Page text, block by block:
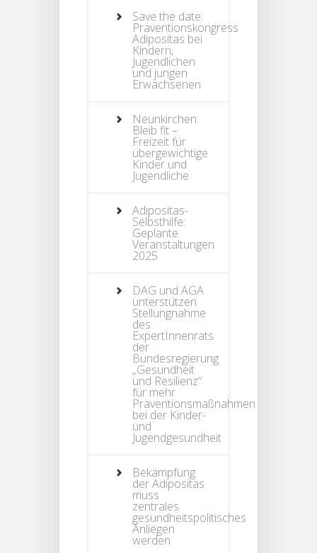
Save the date:
Präventionskongress
Adipositas bei
Kindern,
Jugendlichen
und jungen
Erwachsenen
Neunkirchen:
Bleib fit –
Freizeit für
übergewichtige
Kinder und
Jugendliche
Adipositas-
Selbsthilfe:
Geplante
Veranstaltungen
2025
DAG und AGA
unterstützen
Stellungnahme
des
ExpertInnenrats
der
Bundesregierung
„Gesundheit
und Resilienz“
für mehr
Präventionsmaßnahmen
bei der Kinder-
und
Jugendgesundheit
Bekämpfung
der Adipositas
muss
zentrales
gesundheitspolitisches
Anliegen
werden